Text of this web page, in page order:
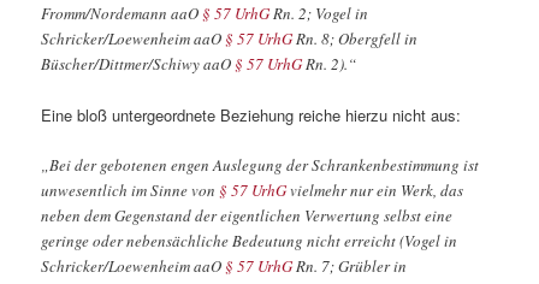
Fromm/Nordemann aaO § 57 UrhGRn. 2; Vogel in
Schricker/Loewenheim aaO § 57 UrhGRn. 8; Obergfell in
Büscher/Dittmer/Schiwy aaO § 57 UrhGRn. 2).“
Eine bloß untergeordnete Beziehung reiche hierzu nicht aus:
„Bei der gebotenen engen Auslegung der Schrankenbestimmung ist
unwesentlich im Sinne von § 57 UrhGvielmehr nur ein Werk, das
neben dem Gegenstand der eigentlichen Verwertung selbst eine
geringe oder nebensächliche Bedeutung nicht erreicht (Vogel in
Schricker/Loewenheim aaO § 57 UrhGRn. 7; Grübler in